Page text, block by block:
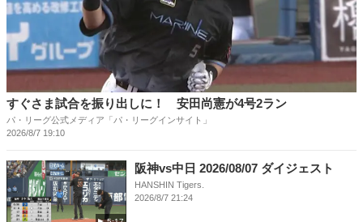
すぐさま試合を振り出しに！ 安田尚憲が4号2ラン
パ・リーグ公式メディア「パ・リーグインサイト」
2026/8/7 19:10
阪神vs中日 2026/08/07 ダイジェスト
HANSHIN Tigers.
2026/8/7 21:24